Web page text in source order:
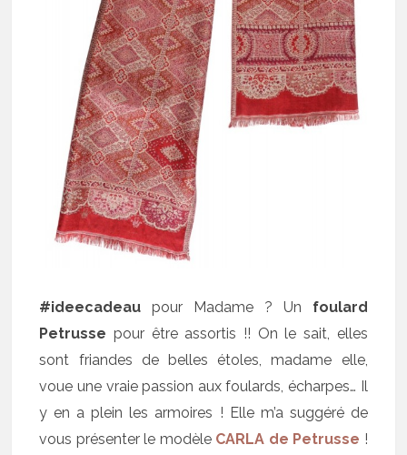
#ideecadeau pour Madame ? Un foulard
Petrusse pour être assortis !! On le sait, elles
sont friandes de belles étoles, madame elle,
voue une vraie passion aux foulards, écharpes… Il
y en a plein les armoires ! Elle m’a suggéré de
vous présenter le modèle CARLA de Petrusse !